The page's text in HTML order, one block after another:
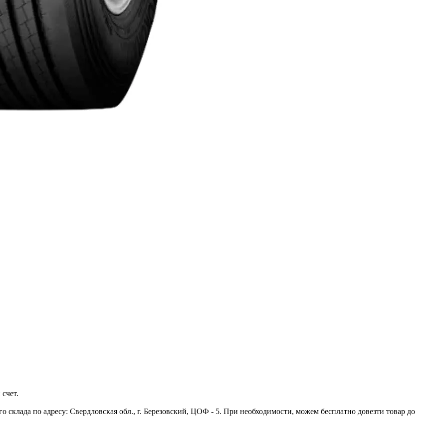
склада по адресу: Свердловская обл., г. Березовский, ЦОФ - 5. При необходимости, можем бесплатно довезти товар до